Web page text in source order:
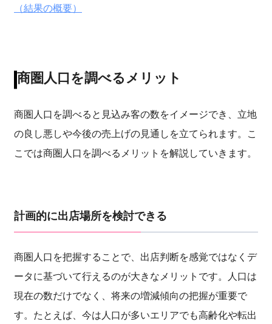
（結果の概要）
商圏人口を調べるメリット
商圏人口を調べると見込み客の数をイメージでき、立地
の良し悪しや今後の売上げの見通しを立てられます。こ
こでは商圏人口を調べるメリットを解説していきます。
計画的に出店場所を検討できる
商圏人口を把握することで、出店判断を感覚ではなくデ
ータに基づいて行えるのが大きなメリットです。人口は
現在の数だけでなく、将来の増減傾向の把握が重要で
す。たとえば、今は人口が多いエリアでも高齢化や転出